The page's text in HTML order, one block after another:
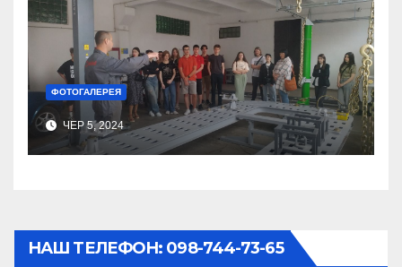
ФОТОГАЛЕРЕЯ
ЧЕР 5, 2024
НАШ ТЕЛЕФОН: 098-744-73-65